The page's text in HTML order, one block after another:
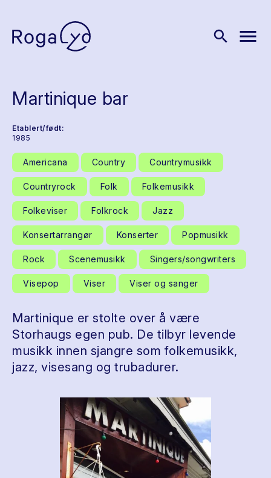
search menu
Martinique bar
Etablert/født:
1985
Americana Country Countrymusikk
Countryrock Folk Folkemusikk
Folkeviser Folkrock Jazz
Konsertarrangør Konserter Popmusikk
Rock Scenemusikk Singers/songwriters
Visepop Viser Viser og sanger
Martinique er stolte over å være
Storhaugs egen pub. De tilbyr levende
musikk innen sjangre som folkemusikk,
jazz, visesang og trubadurer.